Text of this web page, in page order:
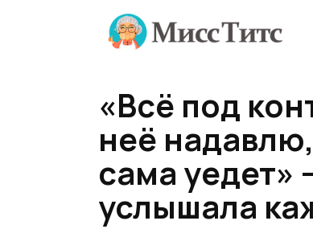
«Всё под
неё
сама уедет»
услышала